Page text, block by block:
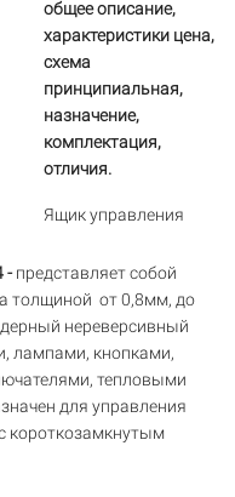
общее описание,
характеристики цена,
схема
принципиальная,
назначение,
комплектация,
отличия.
Ящик управления
-представляет собой
толщиной от 0,8мм, до
нереверсивный
лампами, кнопками,
тепловыми
для управления
короткозамкнутым